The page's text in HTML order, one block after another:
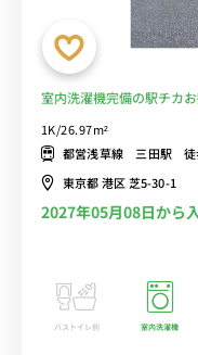
室内洗濯機完備の駅チカ
1K/26.97m²
都営浅草線 三田駅 徒
東京都 港区 芝5-30-1
2027年05月08日から
バストイレ別 室内洗濯機